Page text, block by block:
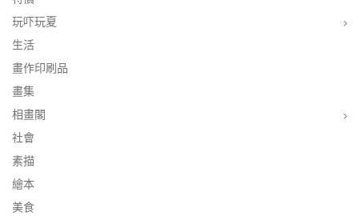
玩吓玩夏
生活
畫作印刷品
畫集
相畫閣
社會
素描
繪本
美食